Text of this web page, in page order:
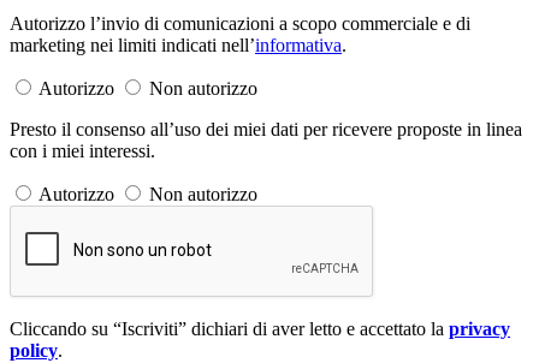
Autorizzo l’invio di comunicazioni a scopo commerciale e di
marketing nei limiti indicati nell’informativa.
Autorizzo
Non autorizzo
Presto il consenso all’uso dei miei dati per ricevere proposte in linea
con i miei interessi.
Autorizzo Non autorizzo
Cliccando su “Iscriviti” dichiari di aver letto e accettato la privacy
policy.